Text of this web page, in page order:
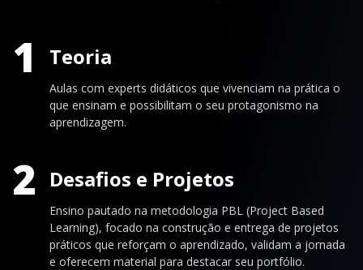
1 Teoria
Aulas com experts didáticos que vivenciam na prática o
que ensinam e possibilitam o seu protagonismo na
aprendizagem.
2 Desafios e Projetos
Ensino pautado na metodologia PBL (Project Based
Learning), focado na construção e entrega de projetos
práticos que reforçam o aprendizado, validam a jornada
e oferecem material para destacar seu portfólio.